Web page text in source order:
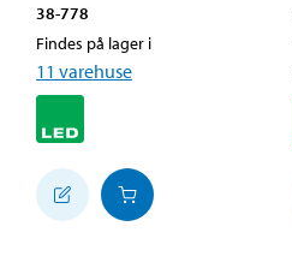
38-778
Findes på lager i
11 varehuse